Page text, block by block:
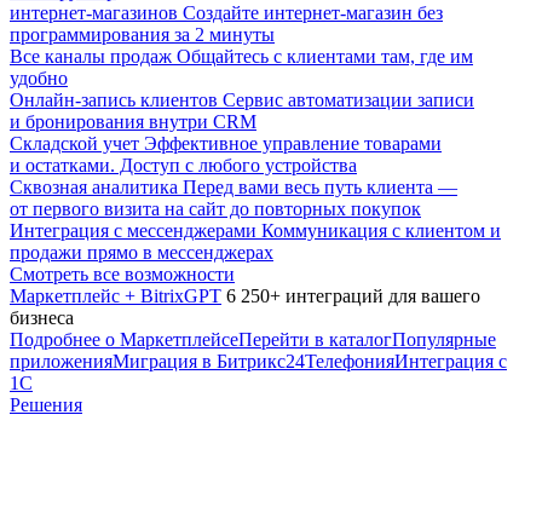
интернет-магазинов Создайте интернет-магазин без
программирования за 2 минуты
Все каналы продаж Общайтесь с клиентами там, где им
удобно
Онлайн-запись клиентов Сервис автоматизации записи
и бронирования внутри CRM
Складской учет Эффективное управление товарами
и остатками. Доступ с любого устройства
Сквозная аналитика Перед вами весь путь клиента —
от первого визита на сайт до повторных покупок
Интеграция с мессенджерами Коммуникация с клиентом и
продажи прямо в мессенджерах
Смотреть все возможности
Маркетплейс + BitrixGPT 6 250+ интеграций для вашего
бизнеса
Подробнее о МаркетплейсеПерейти в каталогПопулярные
приложенияМиграция в Битрикс24ТелефонияИнтеграция с
1С
Решения